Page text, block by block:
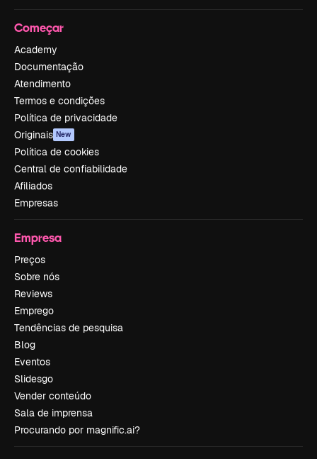
Começar
Academy
Documentação
Atendimento
Termos e condições
Política de privacidade
Originais New
Política de cookies
Central de confiabilidade
Afiliados
Empresas
Empresa
Preços
Sobre nós
Reviews
Emprego
Tendências de pesquisa
Blog
Eventos
Slidesgo
Vender conteúdo
Sala de imprensa
Procurando por magnific.ai?